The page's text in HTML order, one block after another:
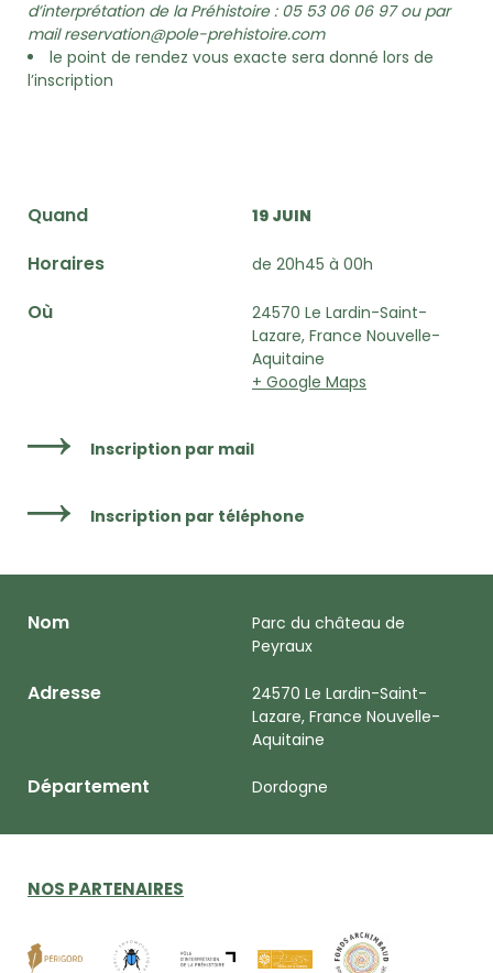
d’interprétation de la Préhistoire : 05 53 06 06 97 ou par
mail reservation@pole-prehistoire.com
le point de rendez vous exacte sera donné lors de
l’inscription
Quand 19 JUIN
Horaires de 20h45 à 00h
Où
24570 Le Lardin-Saint-
Lazare, France Nouvelle-
Aquitaine
+ Google Maps
Inscription par mail
Inscription par téléphone
Nom
Parc du château de
Peyraux
Adresse
24570 Le Lardin-Saint-
Lazare, France Nouvelle-
Aquitaine
Département Dordogne
NOS PARTENAIRES